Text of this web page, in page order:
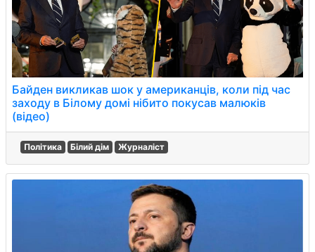
Байден викликав шок у американців, коли під час
заходу в Білому домі нібито покусав малюків
(відео)
Політика Білий дім Журналіст